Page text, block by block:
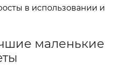
в использовании и
маленькие